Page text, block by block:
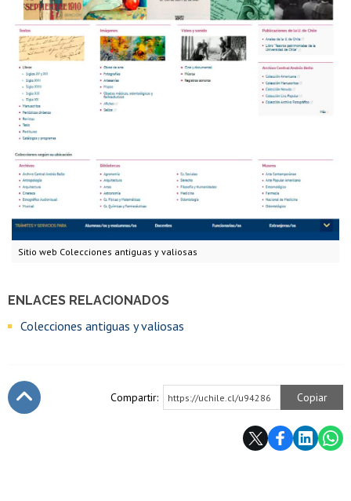
Sitio web Colecciones antiguas y valiosas
ENLACES RELACIONADOS
Colecciones antiguas y valiosas
Compartir: https://uchile.cl/u94286 Copiar